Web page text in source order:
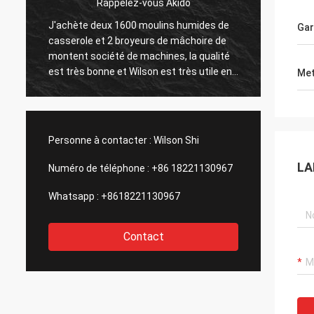
Jose Anthony
Montent la société m'a fourni le bon
service après-vente après l'achat de leur
installation de préparation de minerai d'or,
celle est importante pour moi,
considérera acheter la deuxième usine
avec
Personne à contacter : Wilson Shi
Numéro de téléphone : +86 18221130967
Whatsapp : +8618221130967
Contact